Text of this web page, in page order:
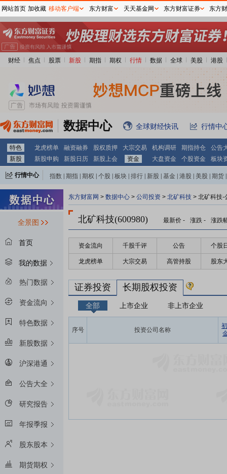
财经 焦点 股票 新股 期指 期权 行情 数据 全球 美股 港股
数据中心 全球财经快讯 行情中
特色 龙虎榜单 融资融券 股权质押 大宗交易 机构调研 期指持仓
公告
新股
新股申购 新股日历 新股上会 资金 大盘资金 个股资金 板块
行情中心 指数 期指 期权 个股 板块 排行 新股 基金 港股 美股 期货
全景图
首页
我的数据
热门数据
资金流向
特色数据
新股数据
沪深港通
公告大全
研究报告
年报季报
股东股本
期货期权
东方财富网 > 数据中心 > 公司投资 > 北矿科技 > 北矿科技-
北矿科技(600980) 最新价 - 涨跌 - 涨跌
资金流向 千股千评 公告 个股
龙虎榜单 大宗交易 高管持股 股东
证券投资 长期股权投资
全部 上市企业 非上市企业
序号 投资公司名称
网站首页 加收藏 移动客户端 东方财富 天天基金网 东方财富证券 东方